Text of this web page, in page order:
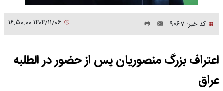
کد خبر: 9067
اعتراف بزرگ منصوریان پس از حضور در الطلبه
عراق